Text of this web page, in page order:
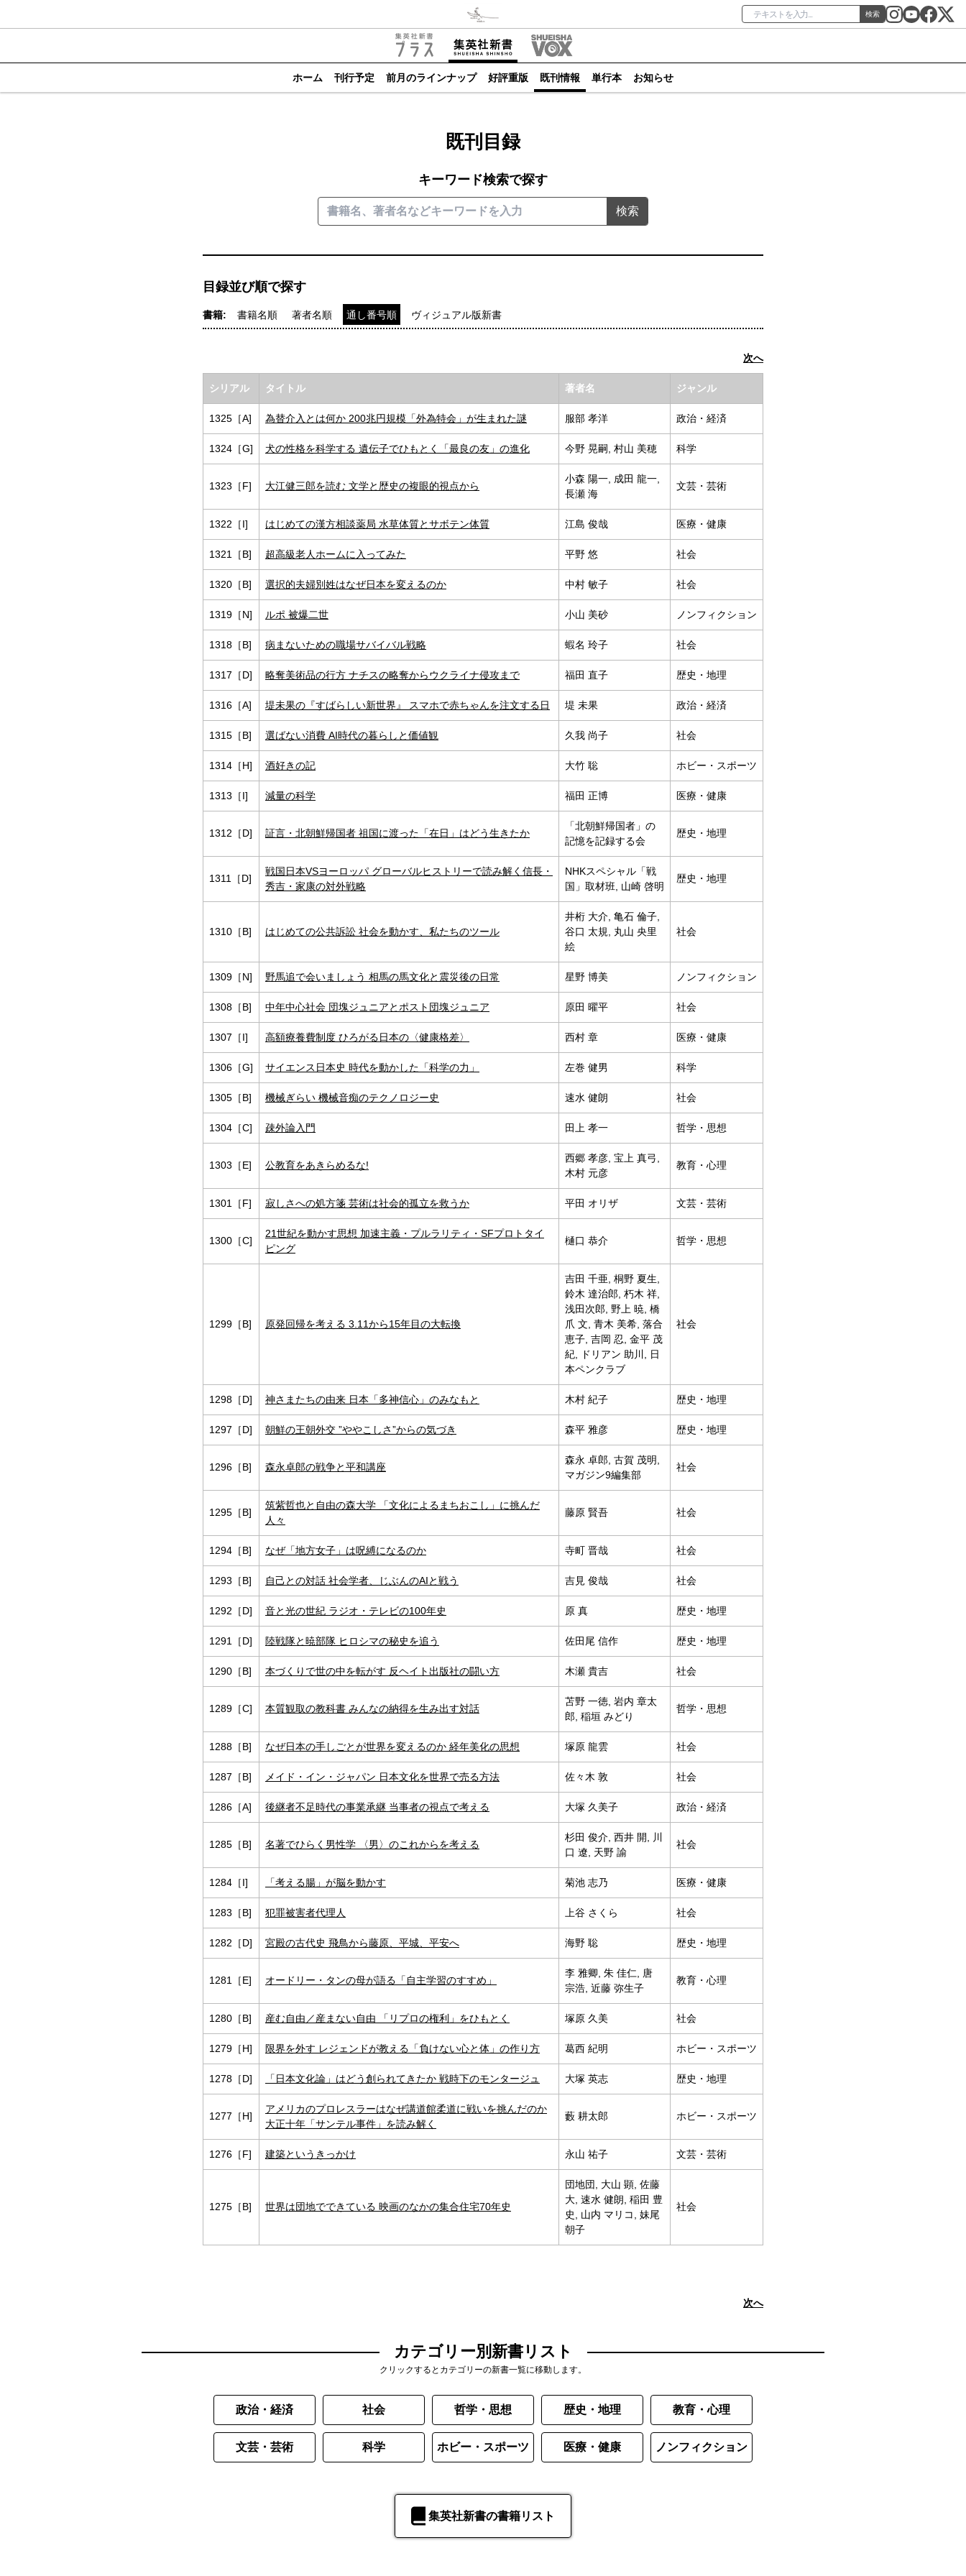
検索
ホーム 刊行予定 前月のラインナップ 好評重版 既刊情報 単行本 お知らせ
既刊目録
キーワード検索で探す
検索
目録並び順で探す
書籍: 書籍名順 著者名順 通し番号順 ヴィジュアル版新書
次へ
シリアル タイトル 著者名 ジャンル
1325［A] 為替介入とは何か 200兆円規模「外為特会」が生まれた謎 服部 孝洋 政治・経済
1324［G] 犬の性格を科学する 遺伝子でひもとく「最良の友」の進化 今野 晃嗣, 村山 美穂 科学
1323［F] 大江健三郎を読む 文学と歴史の複眼的視点から
小森 陽一, 成田 龍一,
長瀬 海
文芸・芸術
1322［I] はじめての漢方相談薬局 水草体質とサボテン体質 江島 俊哉 医療・健康
1321［B] 超高級老人ホームに入ってみた 平野 悠 社会
1320［B] 選択的夫婦別姓はなぜ日本を変えるのか 中村 敏子 社会
1319［N] ルポ 被爆二世 小山 美砂 ノンフィクション
1318［B] 病まないための職場サバイバル戦略 蝦名 玲子 社会
1317［D] 略奪美術品の行方 ナチスの略奪からウクライナ侵攻まで 福田 直子 歴史・地理
1316［A] 堤未果の『すばらしい新世界』 スマホで赤ちゃんを注文する日 堤 未果 政治・経済
1315［B] 選ばない消費 AI時代の暮らしと価値観 久我 尚子 社会
1314［H] 酒好きの記 大竹 聡 ホビー・スポーツ
1313［I] 減量の科学 福田 正博 医療・健康
1312［D] 証言・北朝鮮帰国者 祖国に渡った「在日」はどう生きたか
「北朝鮮帰国者」の
記憶を記録する会
歴史・地理
1311［D]
戦国日本VSヨーロッパ グローバルヒストリーで読み解く信長・
秀吉・家康の対外戦略
NHKスペシャル「戦
国」取材班, 山崎 啓明
歴史・地理
1310［B] はじめての公共訴訟 社会を動かす、私たちのツール
井桁 大介, 亀石 倫子,
谷口 太規, 丸山 央里
絵
社会
1309［N] 野馬追で会いましょう 相馬の馬文化と震災後の日常 星野 博美 ノンフィクション
1308［B] 中年中心社会 団塊ジュニアとポスト団塊ジュニア 原田 曜平 社会
1307［I] 高額療養費制度 ひろがる日本の〈健康格差〉 西村 章 医療・健康
1306［G] サイエンス日本史 時代を動かした「科学の力」 左巻 健男 科学
1305［B] 機械ぎらい 機械音痴のテクノロジー史 速水 健朗 社会
1304［C] 疎外論入門 田上 孝一 哲学・思想
1303［E] 公教育をあきらめるな!
西郷 孝彦, 宝上 真弓,
木村 元彦
教育・心理
1301［F] 寂しさへの処方箋 芸術は社会的孤立を救うか 平田 オリザ 文芸・芸術
1300［C]
21世紀を動かす思想 加速主義・プルラリティ・SFプロトタイ
ピング
樋口 恭介 哲学・思想
1299［B] 原発回帰を考える 3.11から15年目の大転換
吉田 千亜, 桐野 夏生,
鈴木 達治郎, 朽木 祥,
浅田次郎, 野上 暁, 橋
爪 文, 青木 美希, 落合
恵子, 吉岡 忍, 金平 茂
紀, ドリアン 助川, 日
本ペンクラブ
社会
1298［D] 神さまたちの由来 日本「多神信心」のみなもと 木村 紀子 歴史・地理
1297［D] 朝鮮の王朝外交 ”ややこしさ”からの気づき 森平 雅彦 歴史・地理
1296［B] 森永卓郎の戦争と平和講座
森永 卓郎, 古賀 茂明,
マガジン9編集部
社会
1295［B]
筑紫哲也と自由の森大学 「文化によるまちおこし」に挑んだ
人々
藤原 賢吾 社会
1294［B] なぜ「地方女子」は呪縛になるのか 寺町 晋哉 社会
1293［B] 自己との対話 社会学者、じぶんのAIと戦う 吉見 俊哉 社会
1292［D] 音と光の世紀 ラジオ・テレビの100年史 原 真 歴史・地理
1291［D] 陸戦隊と暁部隊 ヒロシマの秘史を追う 佐田尾 信作 歴史・地理
1290［B] 本づくりで世の中を転がす 反ヘイト出版社の闘い方 木瀬 貴吉 社会
1289［C] 本質観取の教科書 みんなの納得を生み出す対話
苫野 一徳, 岩内 章太
郎, 稲垣 みどり
哲学・思想
1288［B] なぜ日本の手しごとが世界を変えるのか 経年美化の思想 塚原 龍雲 社会
1287［B] メイド・イン・ジャパン 日本文化を世界で売る方法 佐々木 敦 社会
1286［A] 後継者不足時代の事業承継 当事者の視点で考える 大塚 久美子 政治・経済
1285［B] 名著でひらく男性学 〈男〉のこれからを考える
杉田 俊介, 西井 開, 川
口 遼, 天野 諭
社会
1284［I] 「考える腸」が脳を動かす 菊池 志乃 医療・健康
1283［B] 犯罪被害者代理人 上谷 さくら 社会
1282［D] 宮殿の古代史 飛鳥から藤原、平城、平安へ 海野 聡 歴史・地理
1281［E] オードリー・タンの母が語る「自主学習のすすめ」
李 雅卿, 朱 佳仁, 唐
宗浩, 近藤 弥生子
教育・心理
1280［B] 産む自由／産まない自由 「リプロの権利」をひもとく 塚原 久美 社会
1279［H] 限界を外す レジェンドが教える「負けない心と体」の作り方 葛西 紀明 ホビー・スポーツ
1278［D] 「日本文化論」はどう創られてきたか 戦時下のモンタージュ 大塚 英志 歴史・地理
1277［H]
アメリカのプロレスラーはなぜ講道館柔道に戦いを挑んだのか
大正十年「サンテル事件」を読み解く
藪 耕太郎 ホビー・スポーツ
1276［F] 建築というきっかけ 永山 祐子 文芸・芸術
1275［B] 世界は団地でできている 映画のなかの集合住宅70年史
団地団, 大山 顕, 佐藤
大, 速水 健朗, 稲田 豊
史, 山内 マリコ, 妹尾
朝子
社会
次へ
カテゴリー別新書リスト
クリックするとカテゴリーの新書一覧に移動します。
政治・経済 社会 哲学・思想 歴史・地理 教育・心理
文芸・芸術 科学 ホビー・スポーツ 医療・健康 ノンフィクション
集英社新書の書籍リスト